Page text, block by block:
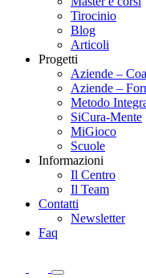
Tirocinio
Blog
Articoli
Progetti
Aziende –
Aziende –
Metodo
SiCura-Mente
MiGioco
Scuole
Informazioni
Il Centro
Il Team
Contatti
Newsletter
Faq